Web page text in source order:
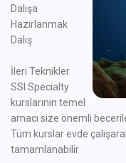
Dalışa
Hazırlanmak
Dalış
İleri Teknikler
SSI Specialty
kurslarının temel
amacı size önemli
Tüm kurslar evde
tamamlanabilir